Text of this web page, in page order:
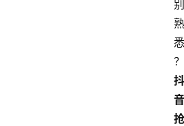
别
熟
悉
？
抖
音
抢